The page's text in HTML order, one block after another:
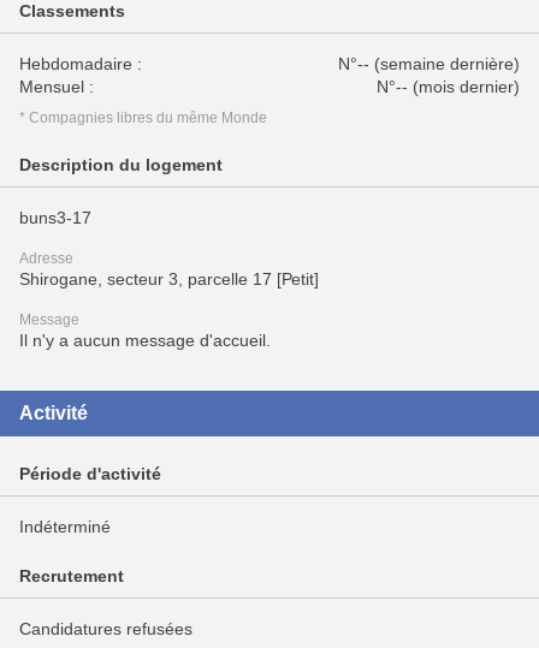
Classements
Hebdomadaire :
N°-- (semaine dernière)
Mensuel :
N°-- (mois dernier)
* Compagnies libres du même Monde
Description du logement
buns3-17
Adresse
Shirogane, secteur 3, parcelle 17 [Petit]
Message
Il n'y a aucun message d'accueil.
Activité
Période d'activité
Indéterminé
Recrutement
Candidatures refusées